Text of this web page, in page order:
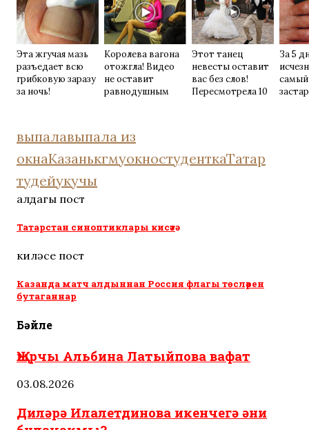
Эта жгучая мазь
разъедает всю
грибковую заразу
за ночь!
Королева вагона
отожгла! Видео
не оставит
равнодушным
Этот танец
невесты оставит
вас без слов!
Пересмотрела 10
За 5
самый
выпалавыпала из
окнаКазанькгмуокностуденткаТатар
тудейукучы
алдагы пост
Татарстан синоптиклары кисәтә
киләсе пост
Казанда матч алдыннан Россия флагы төсләрен
бутаганнар
Бәйле
Җырчы Альбина Латыйпова вафат
03.08.2026
Диләрә Илалетдинова икенчегә әни